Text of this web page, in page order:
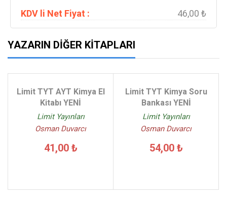
KDV li Net Fiyat :
46,00 ₺
YAZARIN DIĞER KITAPLARI
Limit TYT AYT Kimya El
Kitabı YENİ
Limit Yayınları
Osman Duvarcı
41,00 ₺
Limit TYT Kimya Soru
Bankası YENİ
Limit Yayınları
Osman Duvarcı
54,00 ₺